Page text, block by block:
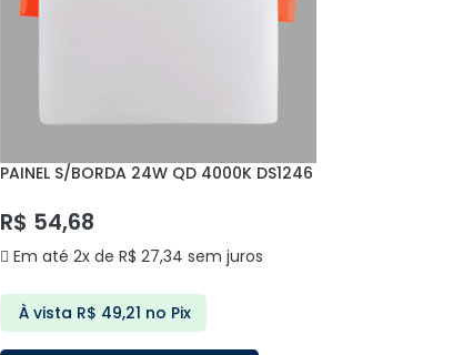
PAINEL S/BORDA 24W QD 4000K DS1246
R$ 54,68
Em até 2x de R$ 27,34 sem juros
À vista R$ 49,21 no Pix